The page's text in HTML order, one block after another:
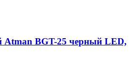
Atman BGT-25 черный LED,